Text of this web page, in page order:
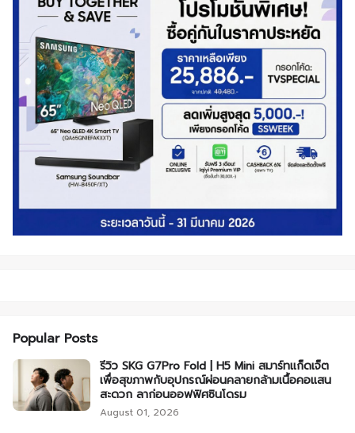
Popular Posts
รีวิว SKG G7Pro Fold | H5 Mini สมาร์ทแก็ดเจ็ต
เพื่อสุขภาพกับอุปกรณ์ผ่อนคลายกล้ามเนื้อคอแสน
สะดวก ลาก่อนออฟฟิศซินโดรม
August 01, 2026